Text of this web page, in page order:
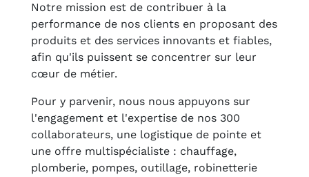
Notre mission est de contribuer à la
performance de nos clients en proposant des
produits et des services innovants et fiables,
afin qu'ils puissent se concentrer sur leur
cœur de métier.
Pour y parvenir, nous nous appuyons sur
l'engagement et l'expertise de nos 300
collaborateurs, une logistique de pointe et
une offre multispécialiste : chauffage,
plomberie, pompes, outillage, robinetterie